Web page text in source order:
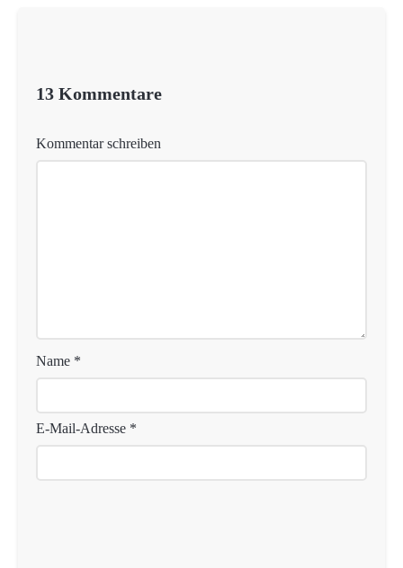
13 Kommentare
Kommentar schreiben
Name *
E-Mail-Adresse *